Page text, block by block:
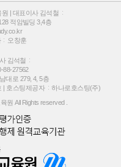
| 대표이사 김석철
적암빌딩 3,4층
오창훈
김석철
88-27562
대로 279, 4, 5층
호스팅제공자
하나로호스팅(주)
All Rights reserved .